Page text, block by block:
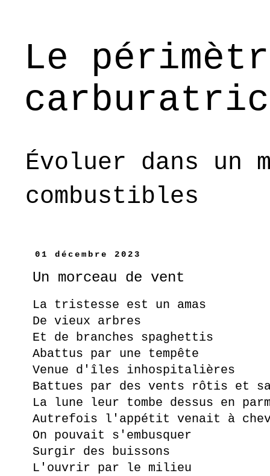
Le
Évoluer dans un
combustibles
01 décembre 2023
Un morceau de vent
La tristesse est un amas
De vieux arbres
Et de branches spaghettis
Abattus par une tempête
Venue d'îles inhospitalières
Battues par des vents rôtis et
La lune leur tombe dessus en
Autrefois l'appétit venait à
On pouvait s'embusquer
Surgir des buissons
L'ouvrir par le milieu